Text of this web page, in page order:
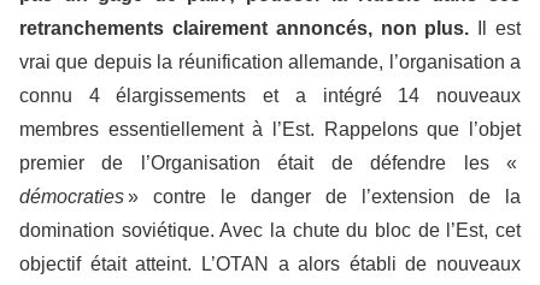
retranchements clairement annoncés, non plus. Il est
vrai que depuis la réunification allemande, l’organisation a
connu 4 élargissements et a intégré 14 nouveaux
membres essentiellement à l’Est. Rappelons que l’objet
premier de l’Organisation était de défendre les «
démocraties» contre le danger de l’extension de la
domination soviétique. Avec la chute du bloc de l’Est, cet
objectif était atteint. L’OTAN a alors établi de nouveaux